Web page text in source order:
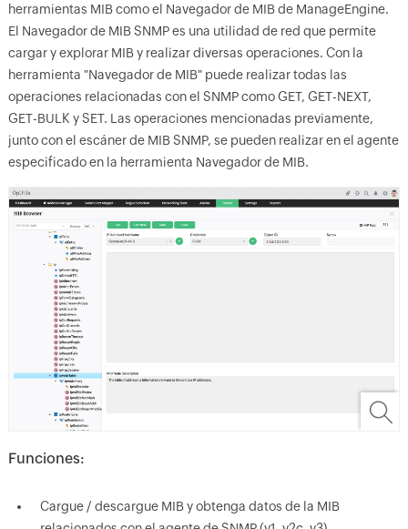
herramientas MIB como el Navegador de MIB de ManageEngine.
El Navegador de MIB SNMP es una utilidad de red que permite
cargar y explorar MIB y realizar diversas operaciones. Con la
herramienta "Navegador de MIB" puede realizar todas las
operaciones relacionadas con el SNMP como GET, GET-NEXT,
GET-BULK y SET. Las operaciones mencionadas previamente,
junto con el escáner de MIB SNMP, se pueden realizar en el agente
especificado en la herramienta Navegador de MIB.
Funciones:
Cargue / descargue MIB y obtenga datos de la MIB